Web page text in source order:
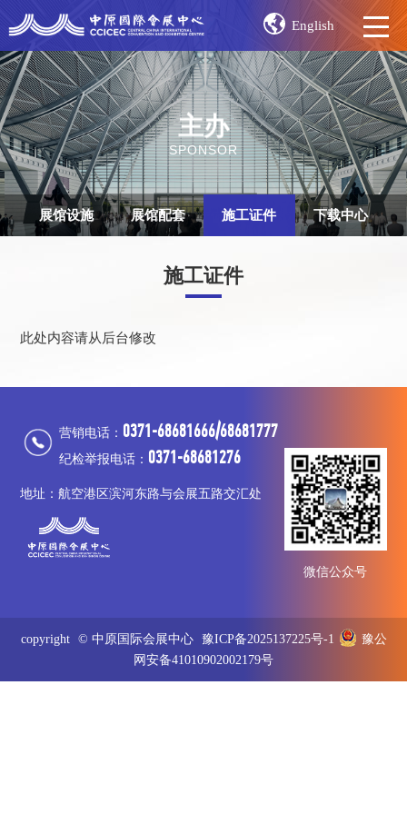
English
主办
SPONSOR
展馆设施 展馆配套 施工证件 下载中心
施工证件
此处内容请从后台修改
营销电话： 0371-68681666/68681777
纪检举报电话： 0371-68681276
地址：航空港区滨河东路与会展五路交汇处
微信公众号
copyright © 中原国际会展中心 豫ICP备2025137225号-1
豫公
网安备41010902002179号